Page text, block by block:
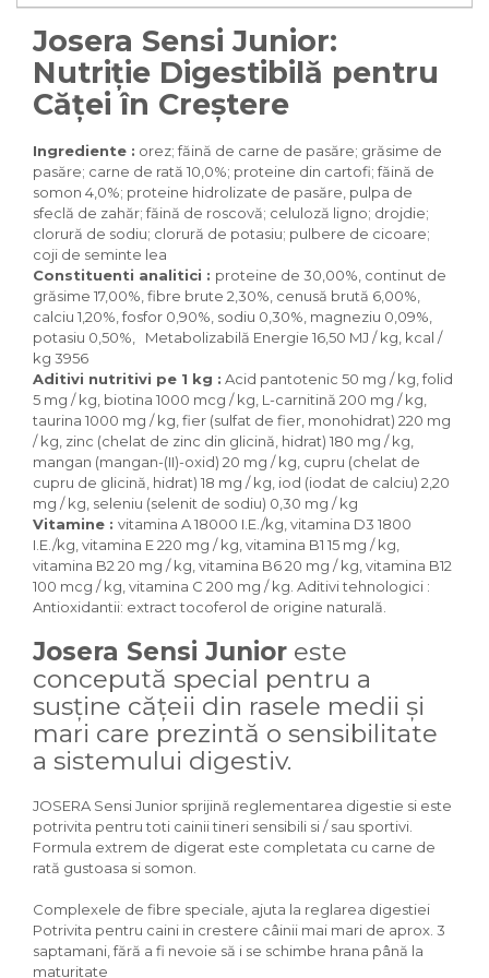
Batoane
Colivii pentru pasari
Hrana pasari
Rozatoare
Igiena rozatoare
Hrana Rozatoare
Reptile
Hrana reptile
Igiena reptile
Decoruri terarii
Incalzitoare si pompe terarii
Solutii iluminat terarii
Lampi terarii
Suplimente vitamino minerale
reptile
Accesorii diverse terarii
Iazuri
Igiena Iazuri
Conditioner apa iaz
Hrana pesti iazuri
Teste apa iaz
Filtre iaz
Incalzitor Iaz
Accesorii iaz
Cai
Toaletare cai
Casti echitatie
Josera Sensi Junior:
Nutriție Digestibilă pentru
Căței în Creștere
Ingrediente : orez; făină de carne de pasăre; grăsime de
pasăre; carne de rată 10,0%; proteine din cartofi; făină de
somon 4,0%; proteine hidrolizate de pasăre, pulpa de
sfeclă de zahăr; făină de roscovă; celuloză ligno; drojdie;
clorură de sodiu; clorură de potasiu; pulbere de cicoare;
coji de seminte lea
Constituenti analitici : proteine de 30,00%, continut de
grăsime 17,00%, fibre brute 2,30%, cenusă brută 6,00%,
calciu 1,20%, fosfor 0,90%, sodiu 0,30%, magneziu 0,09%,
potasiu 0,50%, Metabolizabilă Energie 16,50 MJ / kg, kcal /
kg 3956
Aditivi nutritivi pe 1 kg : Acid pantotenic 50 mg / kg, folid
5 mg / kg, biotina 1000 mcg / kg, L-carnitină 200 mg / kg,
taurina 1000 mg / kg, fier (sulfat de fier, monohidrat) 220 mg
/ kg, zinc (chelat de zinc din glicină, hidrat) 180 mg / kg,
mangan (mangan-(II)-oxid) 20 mg / kg, cupru (chelat de
cupru de glicină, hidrat) 18 mg / kg, iod (iodat de calciu) 2,20
mg / kg, seleniu (selenit de sodiu) 0,30 mg / kg
Vitamine : vitamina A 18000 I.E./kg, vitamina D3 1800
I.E./kg, vitamina E 220 mg / kg, vitamina B1 15 mg / kg,
vitamina B2 20 mg / kg, vitamina B6 20 mg / kg, vitamina B12
100 mcg / kg, vitamina C 200 mg / kg. Aditivi tehnologici :
Antioxidantii: extract tocoferol de origine naturală.
Josera Sensi Junior este
concepută special pentru a
susține cățeii din rasele medii și
mari care prezintă o sensibilitate
a sistemului digestiv.
JOSERA Sensi Junior sprijină reglementarea digestie si este
potrivita pentru toti cainii tineri sensibili si / sau sportivi.
Formula extrem de digerat este completata cu carne de
rată gustoasa si somon.
Complexele de fibre speciale, ajuta la reglarea digestiei
Potrivita pentru caini in crestere câinii mai mari de aprox. 3
saptamani, fără a fi nevoie să i se schimbe hrana până la
maturitate